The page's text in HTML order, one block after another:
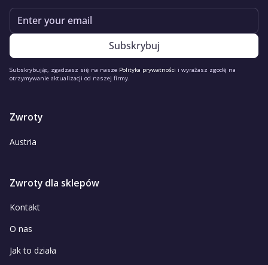
Email
Subskrybując, zgadzasz się na nasze Polityka prywatności i wyrażasz zgodę na
otrzymywanie aktualizacji od naszej firmy.
Zwroty
Austria
Zwroty dla sklepów
Kontakt
O nas
Jak to działa